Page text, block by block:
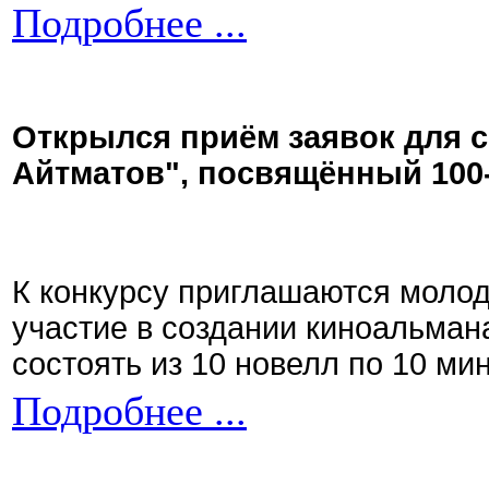
Подробнее ...
Открылся приём заявок для
Айтматов", посвящённый
К конкурсу приглашаются
участие в создании
состоять из 10 новелл по 10
Подробнее ...